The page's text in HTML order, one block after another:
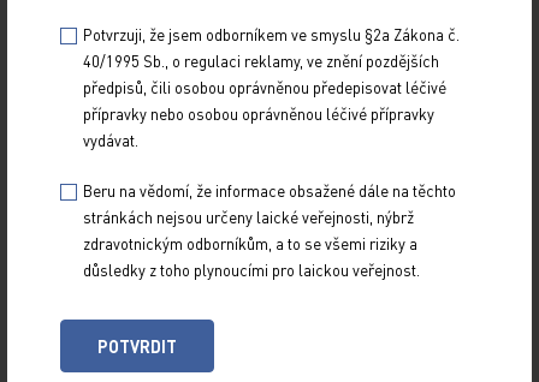
modifikujícími léky.
Lynparza
Léčivý přípravek Lynparza obsahuje olaparib.
Vzhledem k doporučenému dávkování
u registrovaných tvrdých tobolek o síle 50 mg 8
kapslí dvakrát denně byla doporučena
ke schválení nová léková forma v odlišných silách
(100mg a 150mg tableta) s doporučeným
registrovaný přípravek bude indikován jako
monoterapiek udržovací léčbě dospělých
Potvrzuji, že jsem odborníkem ve smyslu §2a Zákona č.
40/1995 Sb., o regulaci reklamy, ve znění pozdějších
předpisů, čili osobou oprávněnou předepisovat léčivé
přípravky nebo osobou oprávněnou léčivé přípravky
vydávat.
Beru na vědomí, že informace obsažené dále na těchto
stránkách nejsou určeny laické veřejnosti, nýbrž
zdravotnickým odborníkům, a to se všemi riziky a
důsledky z toho plynoucími pro laickou veřejnost.
POTVRDIT